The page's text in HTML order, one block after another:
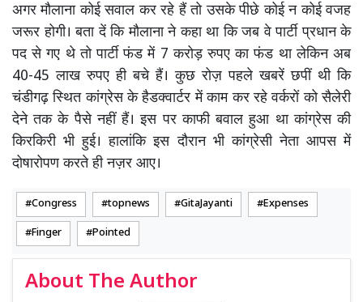
अगर मौलाना कोई सवाल कर रहे हैं तो उसके पीछे कोई न कोई वजह
जरूर होगी। बता दें कि मौलाना ने कहा था कि जब वे पार्टी प्रधान के
पद से गए थे तो पार्टी फंड में 7 करोड़ रुपए का फंड था लेकिन अब
40-45 लाख रुपए ही बचे हैं। कुछ रोज़ पहले खबरें छपीं थी कि
चंडीगढ़ स्थित कांग्रेस के हैडक्वार्टर में काम कर रहे वर्करों को सैलेरी
देने तक के पैसे नहीं हैं। इस पर काफी बवाल हुआ था कांग्रेस की
किरकिरी भी हुई। हालांकि इस दौरान भी कांग्रेसी नेता आपस में
दोषारोपण करते ही नज़र आए।
Congress topnews GitaJayanti Expenses
Finger Pointed
About The Author